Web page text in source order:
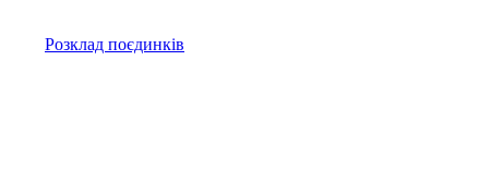
Розклад поєдинків